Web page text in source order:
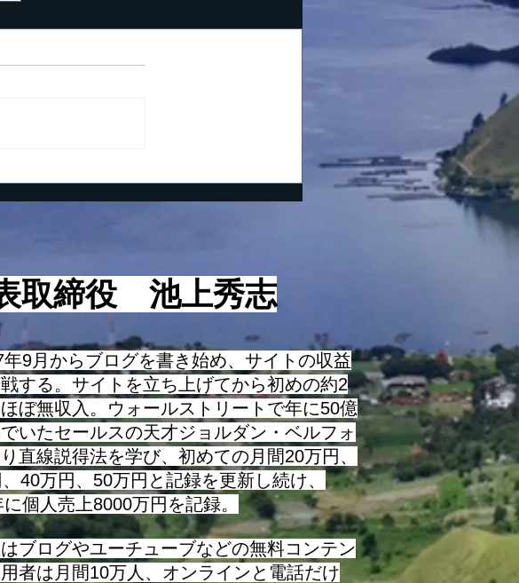
取締役 池上秀志
9月からブログを書き始め、サイトの収益
する。サイトを立ち上げてから初めの約2
ぼ無収入。ウォールストリートで年に50億
いたセールスの天才ジョルダン・ベルフォ
直線説得法を学び、初めての月間20万円、
40万円、50万円と記録を更新し続け、
個人売上8000万円を記録。
ブログやユーチューブなどの無料コンテン
者は月間10万人、オンラインと電話だけ